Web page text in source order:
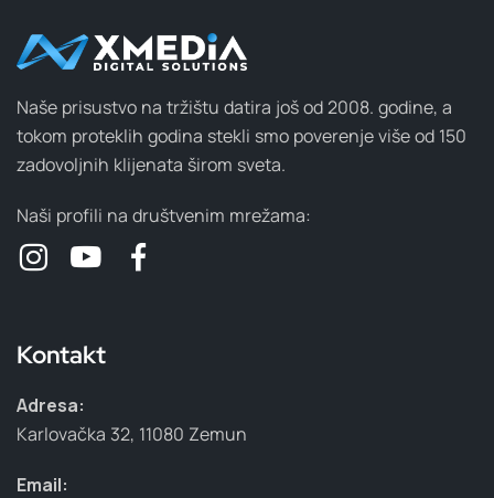
Naše prisustvo na tržištu datira još od 2008. godine, a
tokom proteklih godina stekli smo poverenje više od 150
zadovoljnih klijenata širom sveta.
Naši profili na društvenim mrežama:
Kontakt
Adresa:
Karlovačka 32, 11080 Zemun
Email: